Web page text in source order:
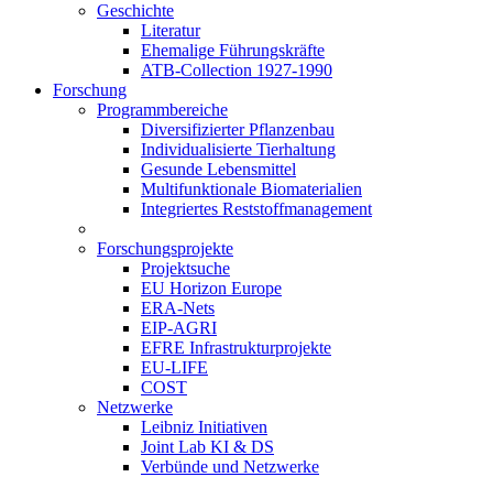
Geschichte
Literatur
Ehemalige Führungskräfte
ATB-Collection 1927-1990
Forschung
Programmbereiche
Diversifizierter Pflanzenbau
Individualisierte Tierhaltung
Gesunde Lebensmittel
Multifunktionale Biomaterialien
Integriertes Reststoffmanagement
Forschungsprojekte
Projektsuche
EU Horizon Europe
ERA-Nets
EIP-AGRI
EFRE Infrastrukturprojekte
EU-LIFE
COST
Netzwerke
Leibniz Initiativen
Joint Lab KI & DS
Verbünde und Netzwerke